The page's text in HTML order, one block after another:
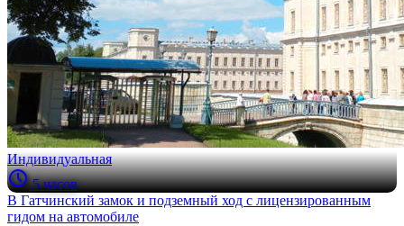
Индивидуальная
5 часов
В Гатчинский замок и подземный ход с лицензированным
гидом на автомобиле